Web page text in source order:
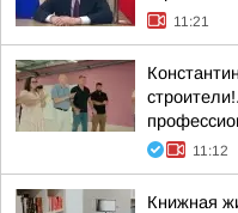
11:21
11:12
Книжная